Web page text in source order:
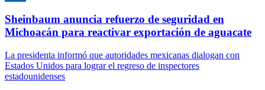
Sheinbaum anuncia refuerzo de seguridad en
Michoacán para reactivar exportación de aguacate
La presidenta informó que autoridades mexicanas dialogan con
Estados Unidos para lograr el regreso de inspectores
estadounidenses